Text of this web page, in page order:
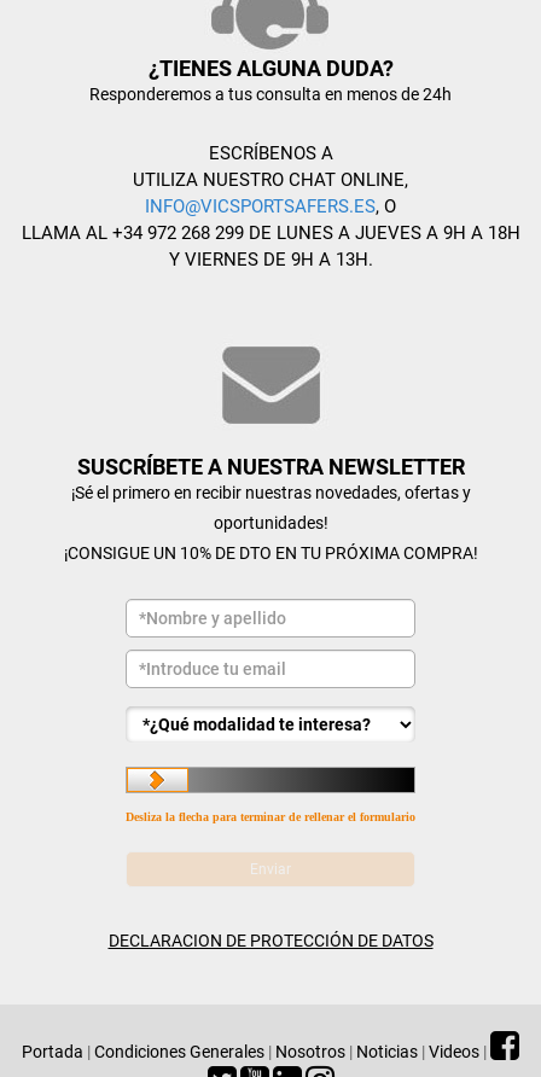
¿TIENES ALGUNA DUDA?
Responderemos a tus consulta en menos de 24h
ESCRÍBENOS A
UTILIZA NUESTRO CHAT ONLINE,
INFO@VICSPORTSAFERS.ES, O
LLAMA AL +34 972 268 299 DE LUNES A JUEVES A 9H A 18H
Y VIERNES DE 9H A 13H.
SUSCRÍBETE A NUESTRA NEWSLETTER
¡Sé el primero en recibir nuestras novedades, ofertas y
oportunidades!
¡CONSIGUE UN 10% DE DTO EN TU PRÓXIMA COMPRA!
Desliza la flecha para terminar de rellenar el formulario
DECLARACION DE PROTECCIÓN DE DATOS
Portada |Condiciones Generales | Nosotros | Noticias |Videos |